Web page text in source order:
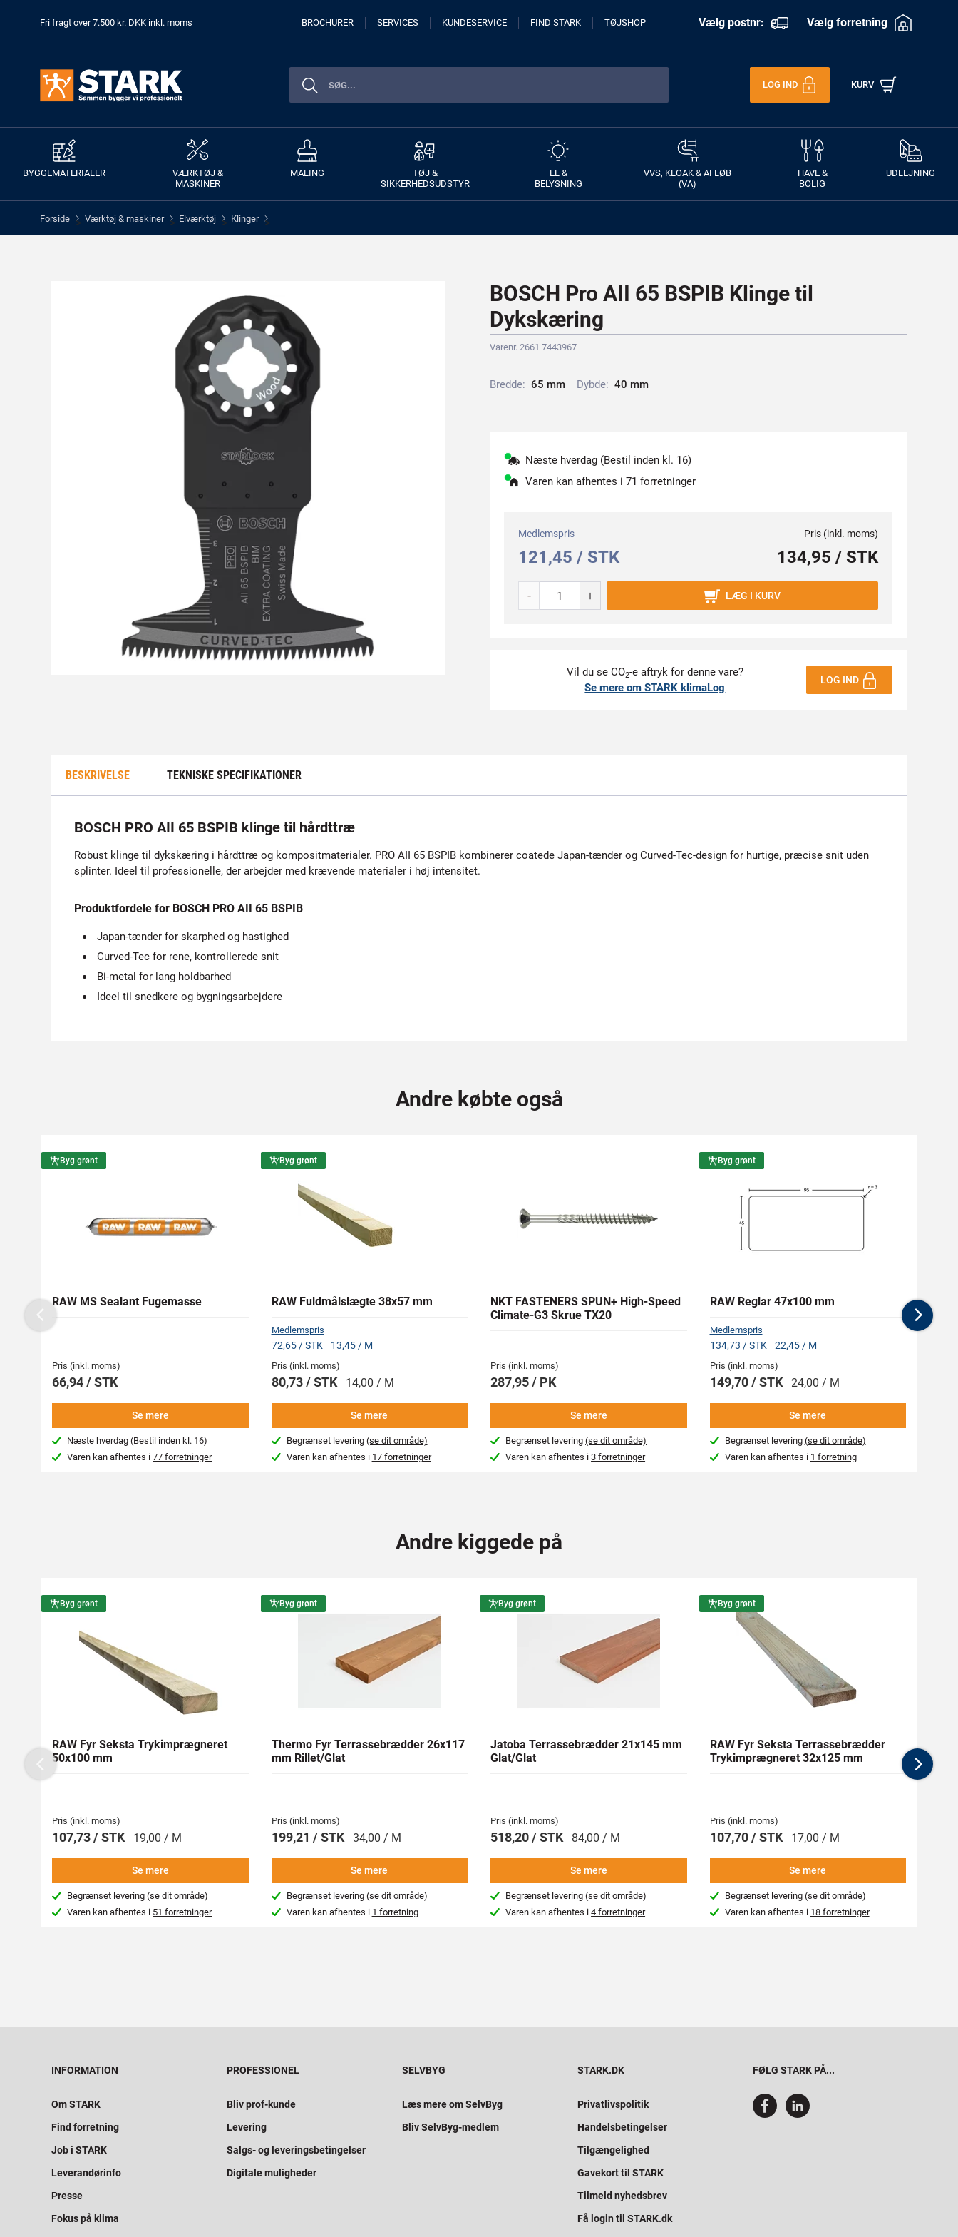
Fri fragt over 7.500 kr. DKK inkl. moms BROCHURER SERVICES KUNDESERVICE FIND STARK TØJSHOP Vælg postnr: Vælg forretning
LOG IND KURV
BYGGEMATERIALER
VÆRKTØJ &
MASKINER
MALING
TØJ &
SIKKERHEDSUDSTYR
EL &
BELYSNING
VVS, KLOAK & AFLØB
(VA)
HAVE &
BOLIG
UDLEJNING
Forside > Værktøj & maskiner > Elværktøj > Klinger >
BOSCH Pro AII 65 BSPIB Klinge til
Dykskæring
Varenr. 2661 7443967
Bredde: 65 mm Dybde: 40 mm
Næste hverdag (Bestil inden kl. 16)
Varen kan afhentes i 71 forretninger
Medlemspris
121,45 / STK
Pris (inkl. moms)
134,95 / STK
- + LÆG I KURV
Vil du se CO2-e aftryk for denne vare?
Se mere om STARK klimaLog
LOG IND
BESKRIVELSE TEKNISKE SPECIFIKATIONER
BOSCH PRO AII 65 BSPIB klinge til hårdttræ
Robust klinge til dykskæring i hårdttræ og kompositmaterialer. PRO AII 65 BSPIB kombinerer coatede Japan-tænder og Curved-Tec-design for hurtige, præcise snit uden
splinter. Ideel til professionelle, der arbejder med krævende materialer i høj intensitet.
Produktfordele for BOSCH PRO AII 65 BSPIB
Japan-tænder for skarphed og hastighed
Curved-Tec for rene, kontrollerede snit
Bi-metal for lang holdbarhed
Ideel til snedkere og bygningsarbejdere
Andre købte også
Byg grønt
RAW MS Sealant Fugemasse
Pris (inkl. moms)
66,94 / STK
Se mere
Næste hverdag (Bestil inden kl. 16)
Varen kan afhentes i77 forretninger
Byg grønt
RAW Fuldmålslægte 38x57 mm
Medlemspris
72,65 / STK 13,45 / M
Pris (inkl. moms)
80,73 / STK 14,00 / M
Se mere
Begrænset levering (se dit område)
Varen kan afhentes i 17 forretninger
NKT FASTENERS SPUN+ High-Speed
Climate-G3 Skrue TX20
Pris (inkl. moms)
287,95 / PK
Se mere
Begrænset levering(se dit område)
Varen kan afhentes i3 forretninger
Byg grønt
RAW Reglar 47x100 mm
Medlemspris
134,73 / STK 22,45 / M
Pris (inkl. moms)
149,70 / STK 24,00 / M
Se mere
Begrænset levering (se dit område)
Varen kan afhentes i 1 forretning
Previous
Andre kiggede på
Byg grønt
RAW Fyr Seksta Trykimprægneret
50x100 mm
Pris (inkl. moms)
107,73 / STK 19,00 / M
Se mere
Begrænset levering(se dit område)
Varen kan afhentes i 51 forretninger
Byg grønt
Thermo Fyr Terrassebrædder 26x117
mm Rillet/Glat
Pris (inkl. moms)
199,21 / STK 34,00 / M
Se mere
Begrænset levering (se dit område)
Varen kan afhentes i 1 forretning
Byg grønt
Jatoba Terrassebrædder 21x145 mm
Glat/Glat
Pris (inkl. moms)
518,20 / STK 84,00 / M
Se mere
Begrænset levering(se dit område)
Varen kan afhentes i4 forretninger
Byg grønt
RAW Fyr Seksta Terrassebrædder
Trykimprægneret 32x125 mm
Pris (inkl. moms)
107,70 / STK 17,00 / M
Se mere
Begrænset levering (se dit område)
Varen kan afhentes i 18 forretninger
mm
Previous
INFORMATION
Om STARK
Find forretning
Job i STARK
Leverandørinfo
Presse
Fokus på klima
PROFESSIONEL
Bliv prof-kunde
Levering
Salgs- og leveringsbetingelser
Digitale muligheder
SELVBYG
Læs mere om SelvByg
Bliv SelvByg-medlem
STARK.DK
Privatlivspolitik
Handelsbetingelser
Tilgængelighed
Gavekort til STARK
Tilmeld nyhedsbrev
Få login til STARK.dk
FØLG STARK PÅ...